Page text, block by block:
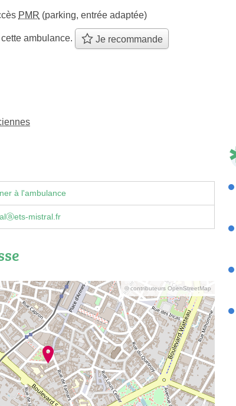
PMR (parking, entrée adaptée)
ambulance. Je recommande
à l'ambulance
mistral.fr
© contributeurs OpenStreetMap